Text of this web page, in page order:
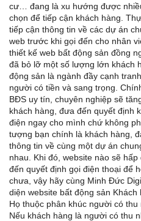
cư… đang là xu hướng được
chọn để tiếp cận khách hàng.
tiếp cận thông tin về các dự án
web trước khi gọi đến cho nhân
thiết kế web bất động sản đồng
đã bỏ lỡ một số lượng lớn khách
động sản là ngành đầy cạnh
người có tiền và sang trọng.
BĐS uy tín, chuyên nghiệp sẽ
khách hàng, đưa đến quyết định
điện ngay cho mình chứ không
tượng bạn chính là khách hàng,
thông tin về cùng một dự án
nhau. Khi đó, website nào sẽ
đến quyết định gọi điện thoại để
chưa, vậy hãy cùng Minh Đức
diện website bất động sản
Họ thuộc phân khúc người có
Nếu khách hàng là người có thu